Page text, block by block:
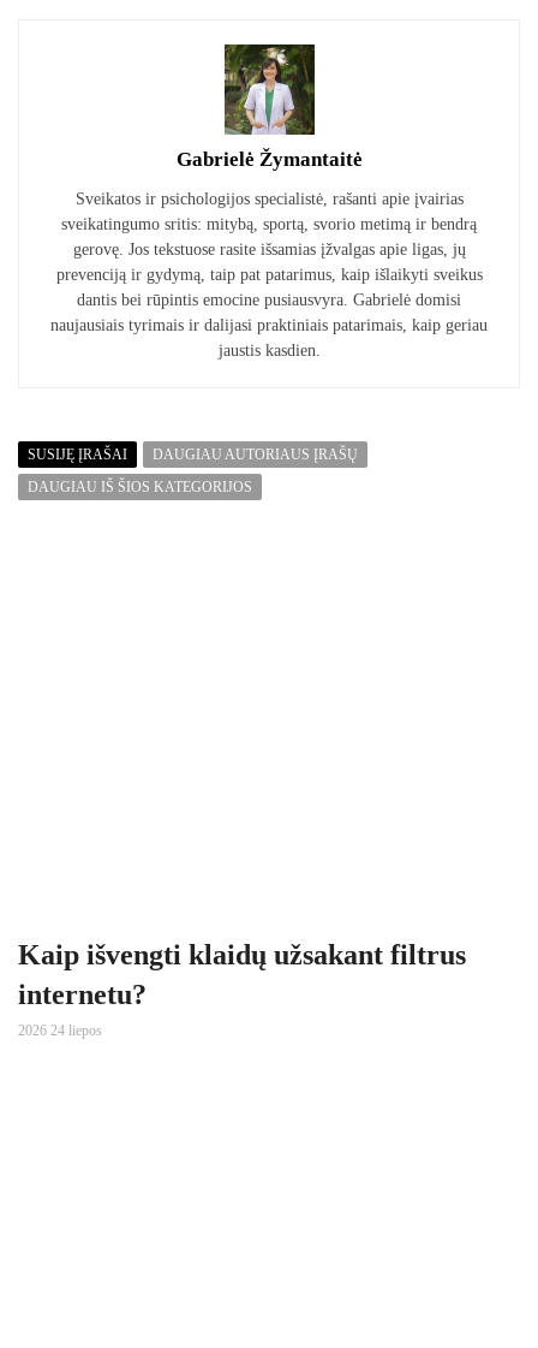
Gabrielė Žymantaitė
Sveikatos ir psichologijos specialistė, rašanti apie įvairias
sveikatingumo sritis: mitybą, sportą, svorio metimą ir bendrą
gerovę. Jos tekstuose rasite išsamias įžvalgas apie ligas, jų
prevenciją ir gydymą, taip pat patarimus, kaip išlaikyti sveikus
dantis bei rūpintis emocine pusiausvyra. Gabrielė domisi
naujausiais tyrimais ir dalijasi praktiniais patarimais, kaip geriau
jaustis kasdien.
SUSIJĘ ĮRAŠAI
DAUGIAU AUTORIAUS ĮRAŠŲ
DAUGIAU IŠ ŠIOS KATEGORIJOS
Kaip išvengti klaidų užsakant filtrus
internetu?
2026 24 liepos